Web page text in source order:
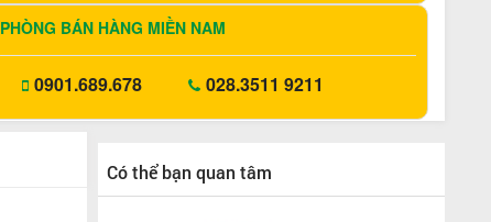
PHÒNG BÁN HÀNG MIỀN NAM
0901.689.678 028.3511 9211
Có thể bạn quan tâm